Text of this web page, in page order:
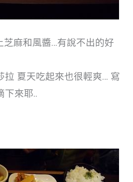
芝麻和風醬…有說不出的好
拉 夏天吃起來也很輕爽… 寫
下來耶..